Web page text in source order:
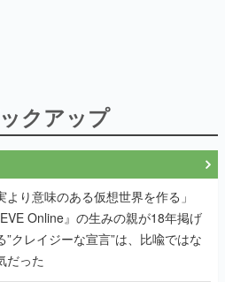
クアップ
より意味のある仮想世界を作る」
Online』の生みの親が18年掲げ
”クレイジーな宣言”は、比喩ではな
だった